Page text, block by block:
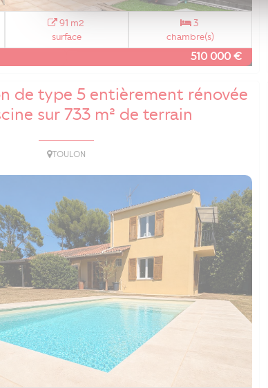
91 m2
surface
3
chambre(s)
510 000 €
de type 5 entièrement rénovée
sur 733 m² de terrain
TOULON